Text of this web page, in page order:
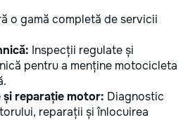
o gamă completă de servicii
Inspecții regulate și
pentru a menține motocicleta
și reparație motor: Diagnostic
reparații și înlocuirea